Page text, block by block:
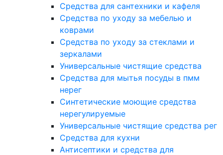
Средства для сантехники и кафеля
Средства по уходу за мебелью и
коврами
Средства по уходу за стеклами и
зеркалами
Универсальные чистящие средства
Средства для мытья посуды в пмм
нерег
Синтетические моющие средства
нерегулируемые
Универсальные чистящие средства рег
Средства для кухни
Антисептики и средства для